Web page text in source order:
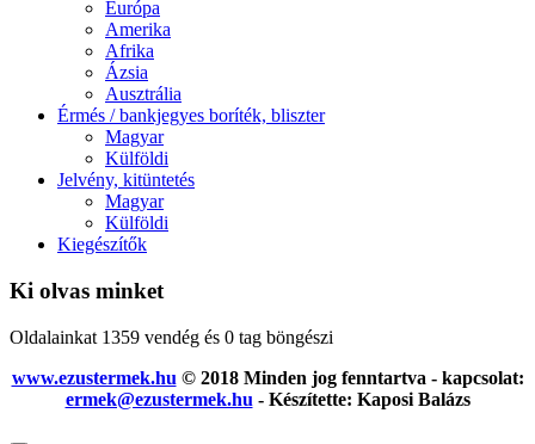
Európa
Amerika
Afrika
Ázsia
Ausztrália
Érmés / bankjegyes boríték, bliszter
Magyar
Külföldi
Jelvény, kitüntetés
Magyar
Külföldi
Kiegészítők
Ki olvas minket
Oldalainkat 1359 vendég és 0 tag böngészi
www.ezustermek.hu © 2018 Minden jog fenntartva - kapcsolat:
ermek@ezustermek.hu - Készítette: Kaposi Balázs